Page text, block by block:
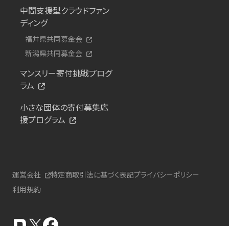
中間支援型クラウドファン
ディング
福井県共同募金会
新潟県共同募金会
マンスリー寄付挑戦プログ
ラム
小さな団体の寄付募集応
援プログラム
運営会社 特定商取引法に基づく表記プライバシーポリシー
利用規約